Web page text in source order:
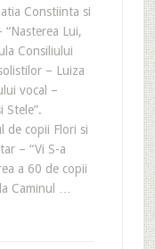
Constiinta si
Lui,
Consiliului
– Luiza
vocal –
Stele”.
de copii Flori si
– “Vi S-a
a 60 de copii
Caminul …